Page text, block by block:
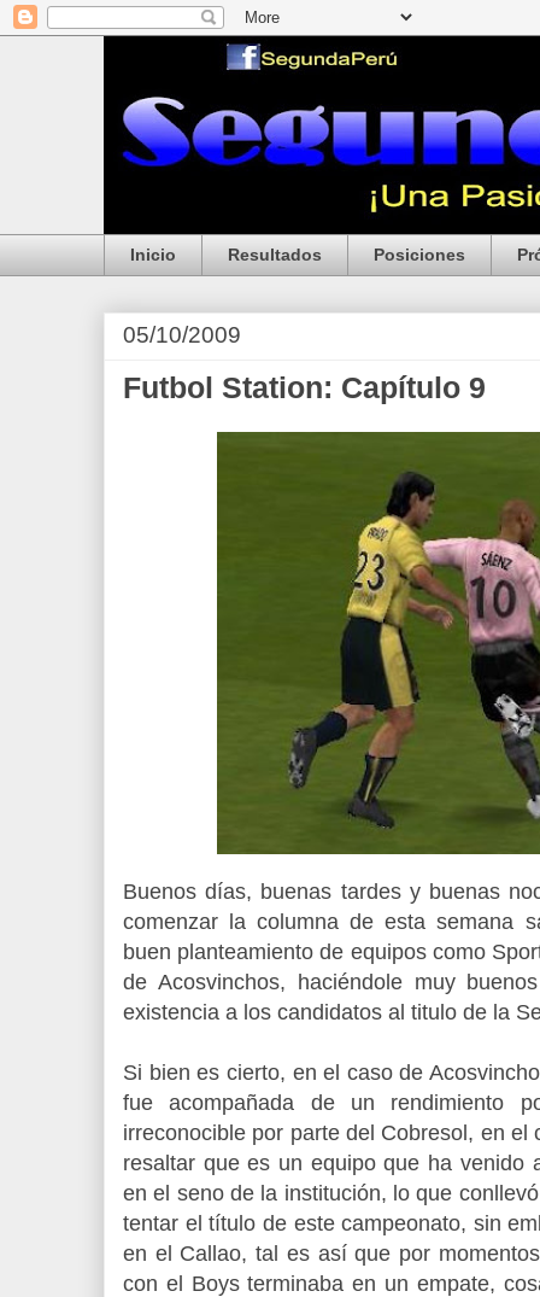
Inicio Resultados Posiciones
05/10/2009
Futbol Station: Capítulo 9
Buenos días, buenas tardes y buenas
comenzar la columna de esta semana
buen planteamiento de equipos como
de Acosvinchos, haciéndole muy
existencia a los candidatos al titulo de la
Si bien es cierto, en el caso de
fue acompañada de un rendimiento
irreconocible por parte del Cobresol, en el
resaltar que es un equipo que ha venido
en el seno de la institución, lo que
tentar el título de este campeonato, sin
en el Callao, tal es así que por
con el Boys terminaba en un empate,